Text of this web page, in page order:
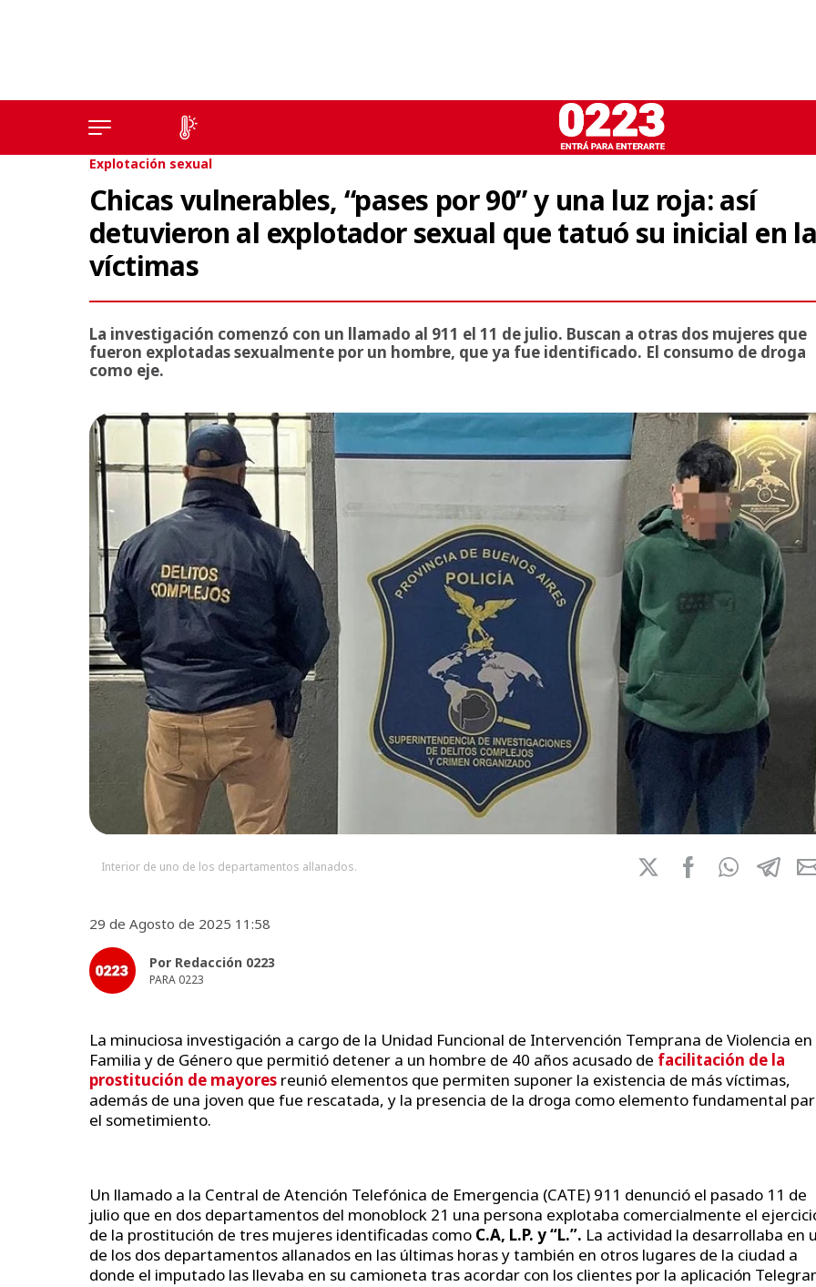
Explotación sexual
Chicas vulnerables, “pases por 90” y una luz roja: así
detuvieron al explotador sexual que tatuó su inicial en
víctimas
La investigación comenzó con un llamado al 911 el 11 de julio. Buscan a otras dos mujeres que
fueron explotadas sexualmente por un hombre, que ya fue identificado. El consumo de droga
como eje.
Interior de uno de los departamentos allanados.
29 de Agosto de 2025 11:58
Por Redacción 0223
PARA 0223
La minuciosa investigación a cargo de la Unidad Funcional de Intervención Temprana de Violencia en
Familia y de Género que permitió detener a un hombre de 40 años acusado de facilitación de la
prostitución de mayores reunió elementos que permiten suponer la existencia de más víctimas,
además de una joven que fue rescatada, y la presencia de la droga como elemento fundamental
el sometimiento.
Un llamado a la Central de Atención Telefónica de Emergencia (CATE) 911 denunció el pasado 11 de
julio que en dos departamentos del monoblock 21 una persona explotaba comercialmente el
de la prostitución de tres mujeres identificadas como C.A, L.P. y “L.”. La actividad la desarrollaba en
de los dos departamentos allanados en las últimas horas y también en otros lugares de la ciudad a
donde el imputado las llevaba en su camioneta tras acordar con los clientes por la aplicación